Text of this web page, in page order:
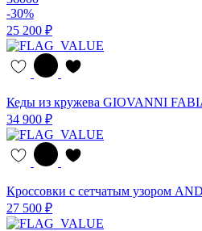
-30%
25 200 ₽
Кеды из кружева GIOVANNI
34 900 ₽
Кроссовки с сетчатым узором
27 500 ₽